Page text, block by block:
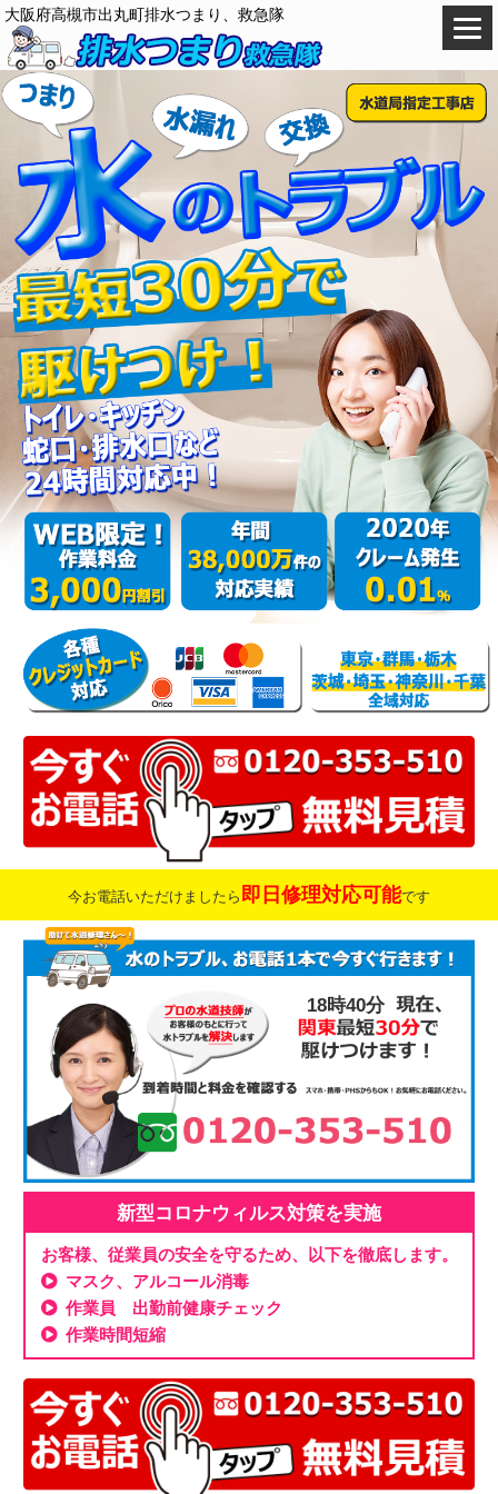
大阪府高槻市出丸町排水つまり、救急隊
今お電話いただけましたら 即日修理対応可能です
18時40分
新型コロナウィルス対策を実施
お客様、従業員の安全を守るため、以下を徹底します。
マスク、アルコール消毒
作業員 出勤前健康チェック
作業時間短縮